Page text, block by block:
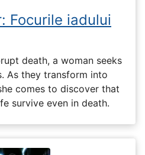
Focurile iadului
death, a woman seeks
As they transform into
comes to discover that
survive even in death.